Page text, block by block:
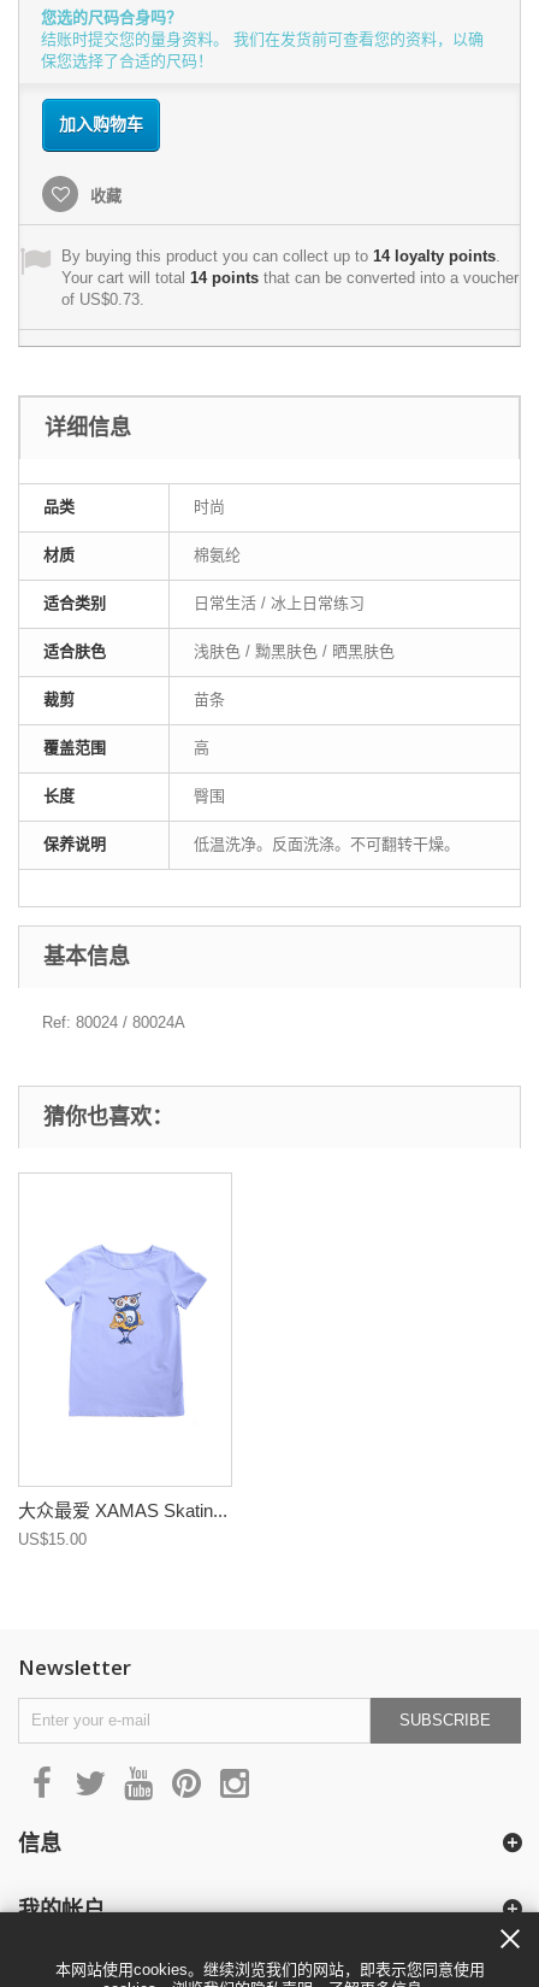
您选的尺码合身吗？
结账时提交您的量身资料。 我们在发货前可查看您的资料，以确
保您选择了合适的尺码！
加入购物车
收藏
By buying this product you can collect up to 14loyalty points
Your cart will total 14points that can be converted into a voucher
of US$0.73
详细信息
品类 时尚
材质 棉氨纶
适合类别 日常生活 / 冰上日常练习
适合肤色 浅肤色 / 黝黑肤色 / 晒黑肤色
裁剪 苗条
覆盖范围 高
长度 臀围
保养说明 低温洗净。反面洗涤。不可翻转干燥。
基本信息
Ref: 80024 / 80024A
猜你也喜欢：
大众最爱 XAMAS Skatin...
US$15.00
Newsletter
SUBSCRIBE
信息
我的帐户
本网站使用cookies。继续浏览我们的网站，即表示您同意使用